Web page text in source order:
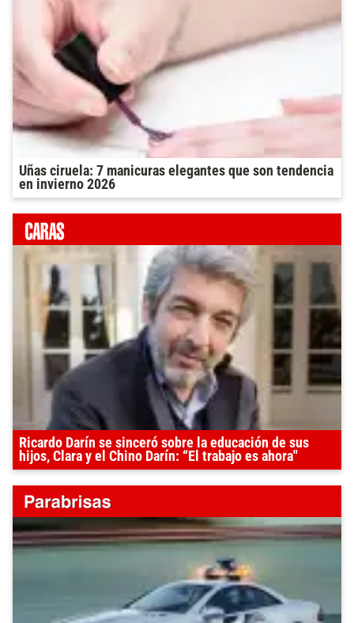
Uñas ciruela: 7 manicuras elegantes que son tendencia
en invierno 2026
Ricardo Darín se sinceró sobre la educación de sus
hijos, Clara y el Chino Darín: “El trabajo es ahora"